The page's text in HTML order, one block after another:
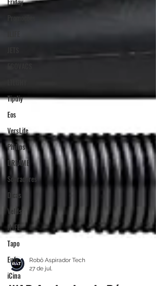
Promoções
Tipdiy
Eos
VersLife
Philips
DREAME
Sopradores
Dicas
Velds
ILIFE
Tapo
Eufy
iCina